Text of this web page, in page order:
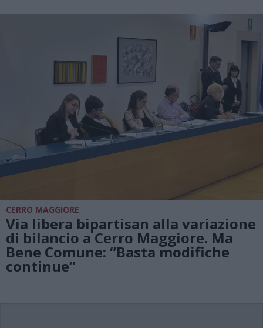
CERRO MAGGIORE
Via libera bipartisan alla variazione
di bilancio a Cerro Maggiore. Ma
Bene Comune: “Basta modifiche
continue”